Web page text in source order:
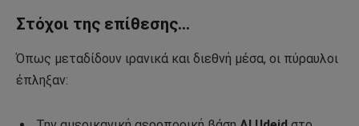
Στόχοι της επίθεσης…
Όπως μεταδίδουν ιρανικά και διεθνή μέσα, οι πύραυλοι
έπληξαν: